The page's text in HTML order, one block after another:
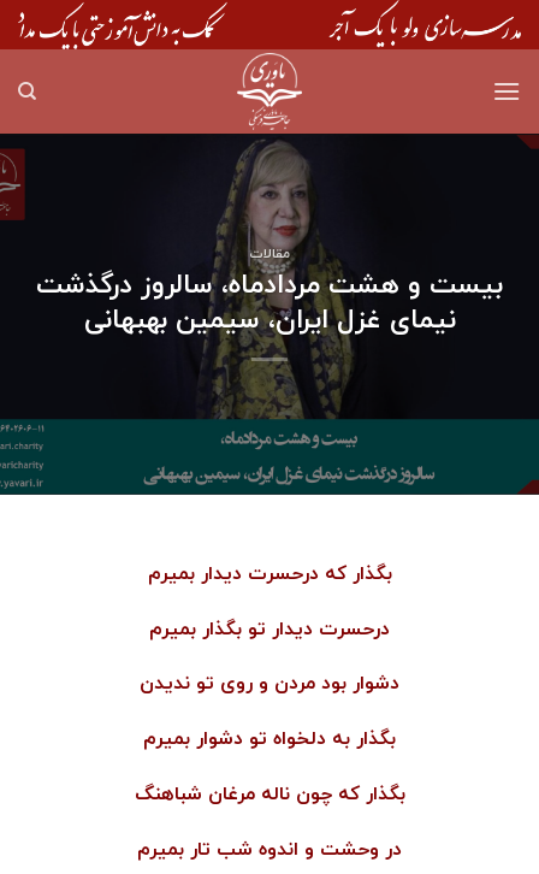
Skip
to
مقالات
بیست و هشت مردادماه، سالروز درگذشت
نیمای غزل ایران، سیمین بهبهانی
بگذار که درحسرت دیدار بمیرم
درحسرت دیدار تو بگذار بمیرم
دشوار بود مردن و روی تو ندیدن
بگذار به دلخواه تو دشوار بمیرم
بگذار که چون ناله مرغان شباهنگ
در وحشت و اندوه شب تار بمیرم